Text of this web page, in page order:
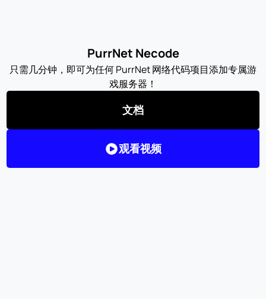
PurrNet Necode
只需几分钟，即可为任何 PurrNet 网络代码项目添加专属游
戏服务器！
文档
观看视频